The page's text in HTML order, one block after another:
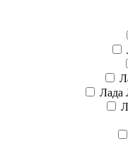
Лада